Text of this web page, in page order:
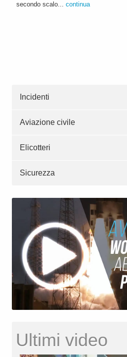
secondo scalo... continua
Incidenti
Aviazione civile
Elicotteri
Sicurezza
Ultimi video